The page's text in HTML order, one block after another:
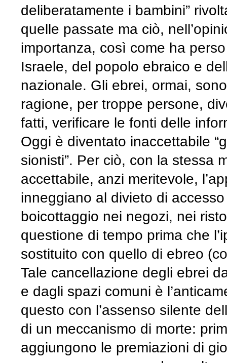
deliberatamente i bambini”
quelle passate ma ciò,
importanza, così come ha
Israele, del popolo ebraico e
nazionale. Gli ebrei, ormai,
ragione, per troppe persone,
fatti, verificare le fonti delle
Oggi è diventato inaccettabile
sionisti”. Per ciò, con la stessa
accettabile, anzi meritevole,
inneggiano al divieto di
boicottaggio nei negozi, nei
questione di tempo prima che
sostituito con quello di ebreo
Tale cancellazione degli ebrei
e dagli spazi comuni è
questo con l’assenso silente
di un meccanismo di morte:
aggiungono le premiazioni di